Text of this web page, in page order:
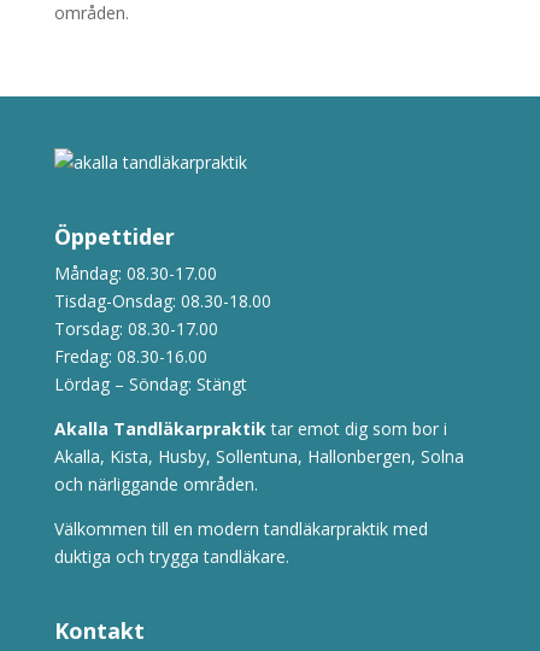
områden.
Öppettider
Måndag: 08.30-17.00
Tisdag-Onsdag: 08.30-18.00
Torsdag: 08.30-17.00
Fredag: 08.30-16.00
Lördag – Söndag: Stängt
Akalla Tandläkarpraktiktar emot dig som bor i
Akalla, Kista, Husby, Sollentuna, Hallonbergen, Solna
och närliggande områden.
Välkommen till en modern tandläkarpraktik med
duktiga och trygga tandläkare.
Kontakt